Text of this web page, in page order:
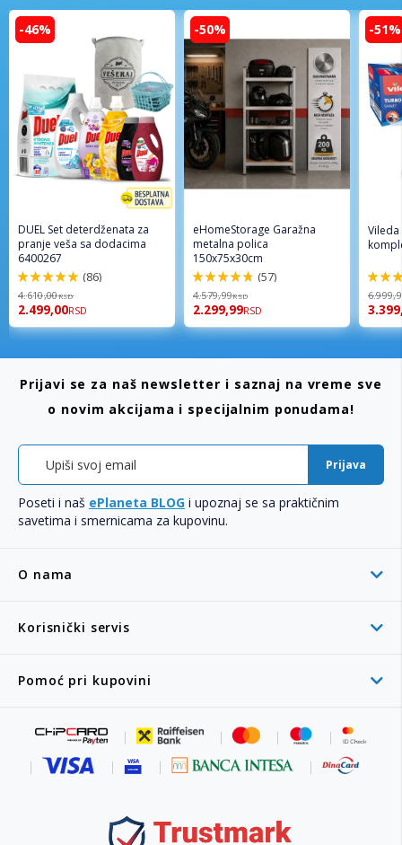
-46%
DUEL Set deterdženata za
pranje veša sa dodacima
6400267
98%
(86)
4.610,00RSD
2.499,00RSD
-50%
eHomeStorage Garažna
metalna polica
150x75x30cm
96%
(57)
4.579,99RSD
2.299,99RSD
-51%
92%
O nama
Korisnički servis
Pomoć pri kupovini
Prijavi se za naš newsletter i saznaj na vreme sve
o novim akcijama i specijalnim ponudama!
Prijava
Poseti i naš ePlaneta BLOG i upoznaj se sa praktičnim
savetima i smernicama za kupovinu.